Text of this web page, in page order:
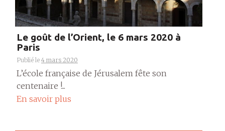
Le goût de l’Orient, le 6 mars 2020 à
Paris
Publié le 4 mars 2020
L’école française de Jérusalem fête son
centenaire !...
En savoir plus